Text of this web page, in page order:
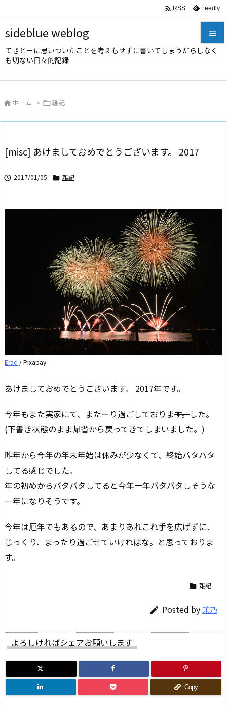
sideblue weblog
てきとーに思いついたことを考えもせずに書いてしまうだらしなく
も切ない日々的記録



 RSS Feedly
 ホーム > 雑記
[misc] あけましておめでとうございます。 2017
 2017/01/05  雑記
Erad / Pixabay
あけましておめでとうございます。 2017年です。
今年もまた実家にて、またーり過ごしております。した。
(下書き状態のまま帰省から戻ってきてしまいました。)
昨年から今年の年末年始は休みが少なくて、終始バタバタ
してる感じでした。
年の初めからバタバタしてると今年一年バタバタしそうな
一年になりそうです。
今年は厄年でもあるので、あまりあれこれ手を広げずに、
じっくり、まったり過ごせていければな。と思っておりま
す。
 雑記
 Posted by兼乃
よろしければシェアお願いします
Copy